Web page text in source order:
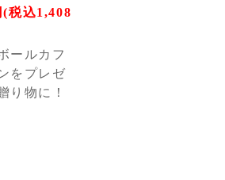
(税込1,408
ールカフ
をプレゼ
り物に！